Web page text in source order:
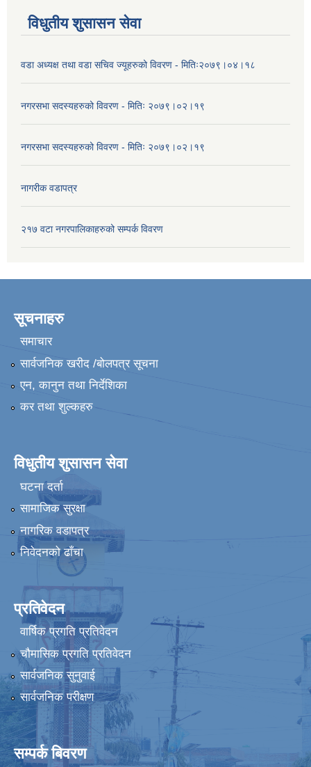
विधुतीय शुसासन सेवा
वडा अध्यक्ष तथा वडा सचिव ज्यूहरुको विवरण - मितिः२०७९।०४।१८
नगरसभा सदस्यहरुको विवरण - मितिः २०७९।०२।१९
नगरसभा सदस्यहरुको विवरण - मितिः २०७९।०२।१९
नागरीक वडापत्र
२१७ वटा नगरपालिकाहरुको सम्पर्क विवरण
सूचनाहरु
समाचार
सार्वजनिक खरीद /बोलपत्र सूचना
एन, कानुन तथा निर्देशिका
कर तथा शुल्कहरु
विधुतीय शुसासन सेवा
घटना दर्ता
सामाजिक सुरक्षा
नागरिक वडापत्र
निवेदनको ढाँचा
प्रतिवेदन
वार्षिक प्रगति प्रतिवेदन
चौमासिक प्रगति प्रतिवेदन
सार्वजनिक सुनुवाई
सार्वजनिक परीक्षण
सम्पर्क बिवरण